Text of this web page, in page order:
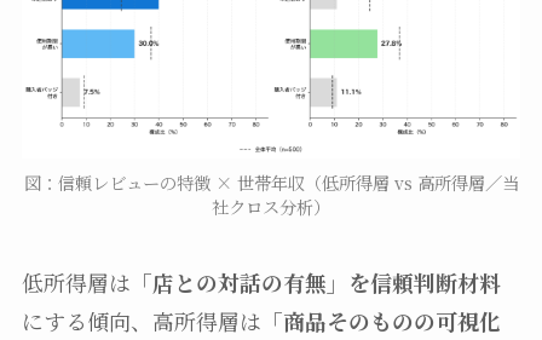
図：信頼レビューの特徴 × 世帯年収（低所得層 vs 高所得層／当
社クロス分析）
低所得層は 「店との対話の有無」を信頼判断材料
にする傾向、高所得層は 「商品そのものの可視化